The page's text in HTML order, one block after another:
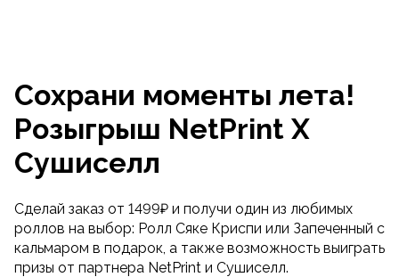
Сохрани моменты лета!
Розыгрыш NetPrint X
Сушиселл
Сделай заказ от 1499₽ и получи один из любимых
роллов на выбор: Ролл Сяке Криспи или Запеченный с
кальмаром в подарок, а также возможность выиграть
призы от партнера NetPrint и Сушиселл.